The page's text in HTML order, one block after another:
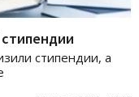
стипендии, а